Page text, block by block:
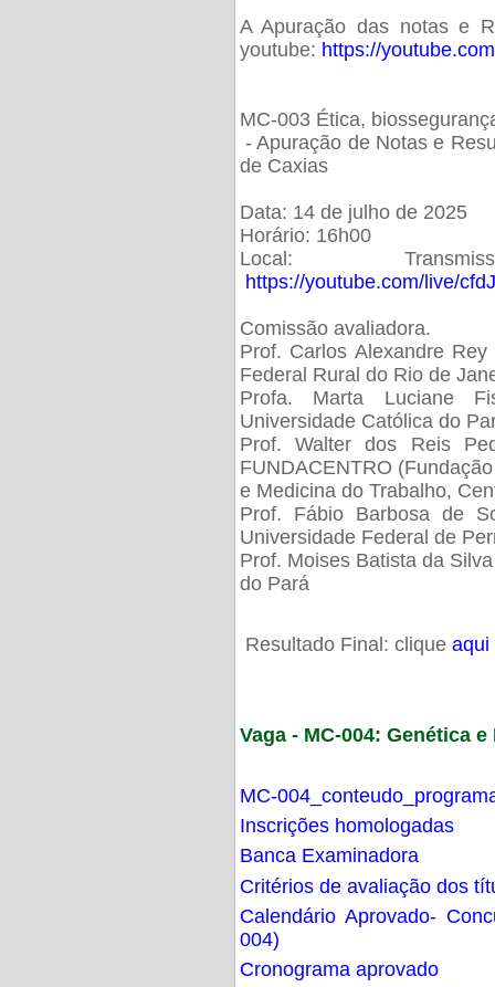
A Apuração das notas e
youtube: https://
MC-003 Ética,
- Apuração de Notas e
de Caxias
Data: 14 de julho de 2025
Horário: 16h00
Local:
https://youtube.com/live/
Comissão avaliadora.
Prof. Carlos Alexandre
Federal Rural do Rio de
Profa. Marta Luciane
Universidade Católica do
Prof. Walter dos Reis
FUNDACENTRO
e Medicina do Trabalho,
Prof. Fábio Barbosa de
Universidade Federal de
Prof. Moises Batista da
do Pará
Resultado Final: clique aqui
Vaga - MC-004: Genética
MC-
Inscrições homologadas
Banca Examinadora
Critérios de avaliação dos
Calendário Aprovado-
004)
Cronograma aprovado